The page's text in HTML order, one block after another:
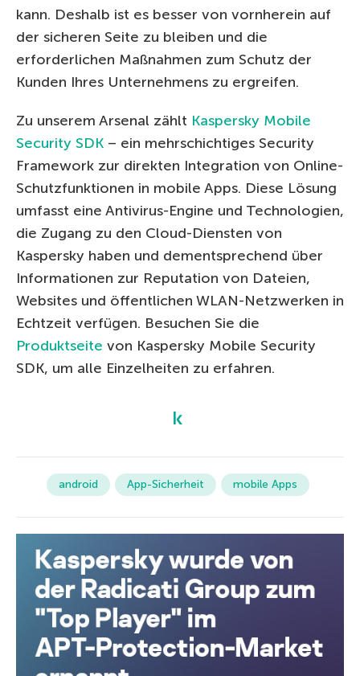
kann. Deshalb ist es besser von vornherein auf
der sicheren Seite zu bleiben und die
erforderlichen Maßnahmen zum Schutz der
Kunden Ihres Unternehmens zu ergreifen.
Zu unserem Arsenal zählt Kaspersky Mobile
Security SDK – ein mehrschichtiges Security
Framework zur direkten Integration von Online-
Schutzfunktionen in mobile Apps. Diese Lösung
umfasst eine Antivirus-Engine und Technologien,
die Zugang zu den Cloud-Diensten von
Kaspersky haben und dementsprechend über
Informationen zur Reputation von Dateien,
Websites und öffentlichen WLAN-Netzwerken in
Echtzeit verfügen. Besuchen Sie die
Produktseite von Kaspersky Mobile Security
SDK, um alle Einzelheiten zu erfahren.
android App-Sicherheit mobile Apps